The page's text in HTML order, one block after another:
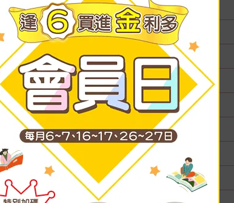
無庫存
無庫存
無庫存
無庫存